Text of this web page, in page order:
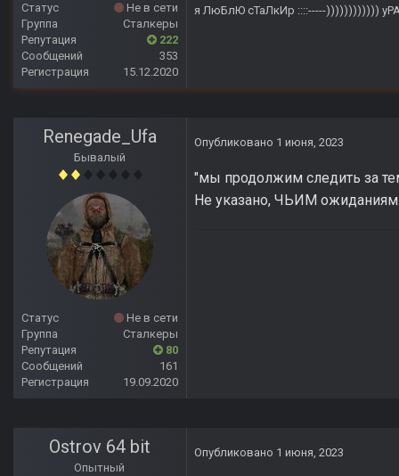
Статус
Не в сети
Группа
Сталкеры
Репутация
222
Сообщений
353
Регистрация
15.12.2020
я ЛюБлЮ сТаЛкИр ::::-----))))))))))))
Renegade_Ufa
Бывалый
Статус
Не в сети
Группа
Сталкеры
Репутация
80
Сообщений
161
Регистрация
19.09.2020
Опубликовано 1 июня, 2023
"мы продолжим следить за
Не указано, ЧЬИМ
Ostrov 64 bit
Опытный
Опубликовано 1 июня, 2023